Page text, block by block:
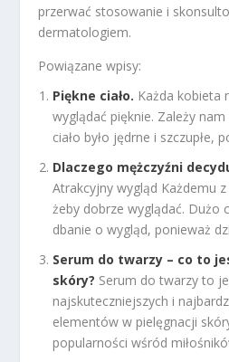
przerwać stosowanie i
dermatologiem.
Powiązane wpisy:
Piękne ciało. Każda kobieta
wyglądać pięknie. Zależy
ciało było jędrne i szczupłe,
Dlaczego mężczyźni
Atrakcyjny wygląd Każdemu
żeby dobrze wyglądać. Dużo
dbanie o wygląd, ponieważ
Serum do twarzy – co to
skóry? Serum do twarzy to
najskuteczniejszych i
elementów w pielęgnacji
popularności wśród